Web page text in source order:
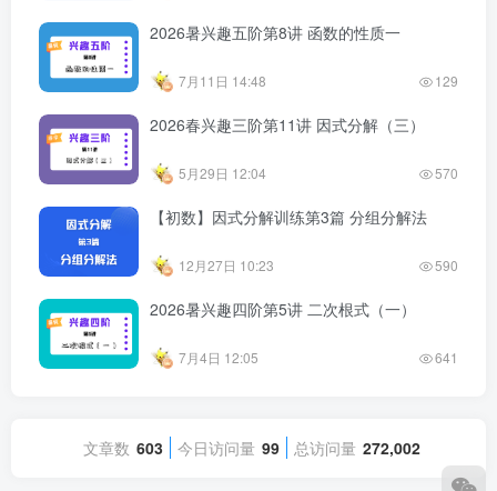
2026暑兴趣五阶第8讲 函数的性质一
7月11日 14:48 129
2026春兴趣三阶第11讲 因式分解（三）
5月29日 12:04 570
【初数】因式分解训练第3篇 分组分解法
12月27日 10:23 590
2026暑兴趣四阶第5讲 二次根式（一）
7月4日 12:05 641
文章数 603 今日访问量 99 总访问量 272,002